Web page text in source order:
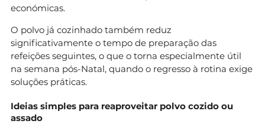
económicas.
O polvo já cozinhado também reduz
significativamente o tempo de preparação das
refeições seguintes, o que o torna especialmente útil
na semana pós-Natal, quando o regresso à rotina exige
soluções práticas.
Ideias simples para reaproveitar polvo cozido ou
assado